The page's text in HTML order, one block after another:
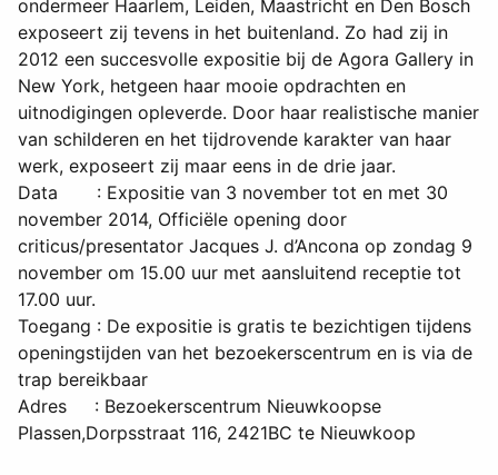
ondermeer Haarlem, Leiden, Maastricht en Den Bosch
exposeert zij tevens in het buitenland. Zo had zij in
2012 een succesvolle expositie bij de Agora Gallery in
New York, hetgeen haar mooie opdrachten en
uitnodigingen opleverde. Door haar realistische manier
van schilderen en het tijdrovende karakter van haar
werk, exposeert zij maar eens in de drie jaar.
Data : Expositie van 3 november tot en met 30
november 2014, Officiële opening door
criticus/presentator Jacques J. d’Ancona op zondag 9
november om 15.00 uur met aansluitend receptie tot
17.00 uur.
Toegang : De expositie is gratis te bezichtigen tijdens
openingstijden van het bezoekerscentrum en is via de
trap bereikbaar
Adres : Bezoekerscentrum Nieuwkoopse
Plassen,Dorpsstraat 116, 2421BC te Nieuwkoop